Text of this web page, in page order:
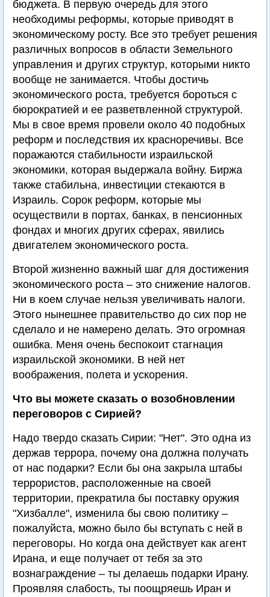
бюджета. В первую очередь для этого
необходимы реформы, которые приводят в
экономическому росту. Все это требует решения
различных вопросов в области Земельного
управления и других структур, которыми никто
вообще не занимается. Чтобы достичь
экономического роста, требуется бороться с
бюрократией и ее разветвленной структурой.
Мы в свое время провели около 40 подобных
реформ и последствия их красноречивы. Все
поражаются стабильности израильской
экономики, которая выдержала войну. Биржа
также стабильна, инвестиции стекаются в
Израиль. Сорок реформ, которые мы
осуществили в портах, банках, в пенсионных
фондах и многих других сферах, явились
двигателем экономического роста.
Второй жизненно важный шаг для достижения
экономического роста – это снижение налогов.
Ни в коем случае нельзя увеличивать налоги.
Этого нынешнее правительство до сих пор не
сделало и не намерено делать. Это огромная
ошибка. Меня очень беспокоит стагнация
израильской экономики. В ней нет
воображения, полета и ускорения.
Что вы можете сказать о возобновлении
переговоров с Сирией?
Надо твердо сказать Сирии: "Нет". Это одна из
держав террора, почему она должна получать
от нас подарки? Если бы она закрыла штабы
террористов, расположенные на своей
территории, прекратила бы поставку оружия
"Хизбалле", изменила бы свою политику –
пожалуйста, можно было бы вступать с ней в
переговоры. Но когда она действует как агент
Ирана, и еще получает от тебя за это
вознаграждение – ты делаешь подарки Ирану.
Проявляя слабость, ты поощряешь Иран и